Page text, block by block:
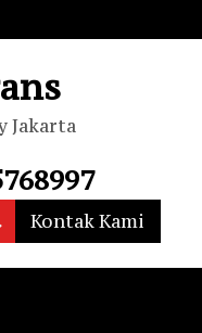
Jakarta
Kontak Kami